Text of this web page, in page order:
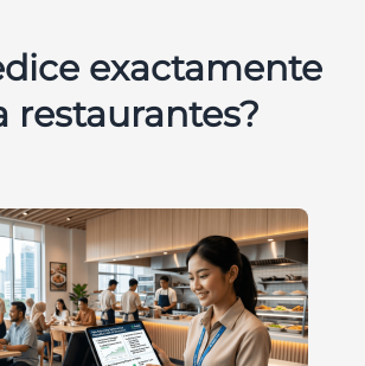
exactamente
restaurantes?